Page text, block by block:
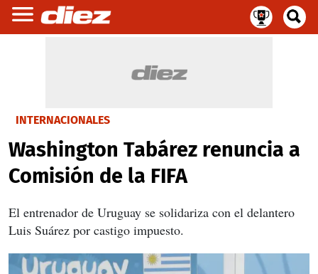
INTERNACIONALES
Washington Tabárez renuncia a
Comisión de la FIFA
El entrenador de Uruguay se solidariza con el delantero
Luis Suárez por castigo impuesto.